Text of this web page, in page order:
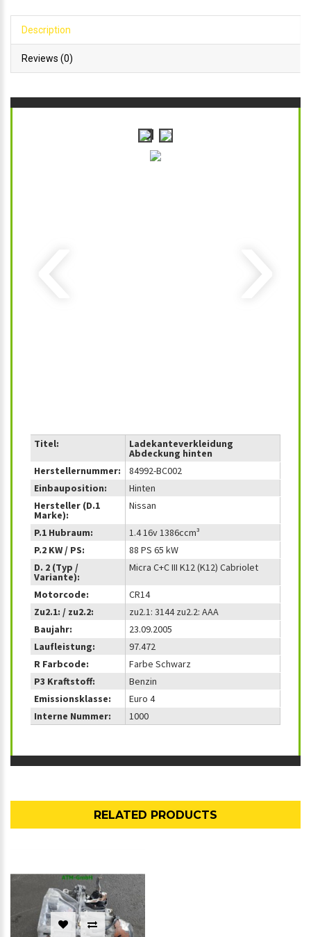
Description
Reviews (0)
‹ ›
Titel: Ladekanteverkleidung
Abdeckung hinten
Herstellernummer:
84992-BC002
Einbauposition:
Hinten
Hersteller (D.1
Marke):
Nissan
P.1 Hubraum:
1.4 16v 1386ccm³
P.2 KW / PS:
88 PS 65 kW
D. 2 (Typ /
Variante):
Micra C+C III K12 (K12) Cabriolet
Motorcode:
CR14
Zu2.1: / zu2.2:
zu2.1: 3144 zu2.2: AAA
Baujahr:
23.09.2005
Laufleistung:
97.472
R Farbcode:
Farbe Schwarz
P3 Kraftstoff:
Benzin
Emissionsklasse:
Euro 4
Interne Nummer:
1000
RELATED PRODUCTS